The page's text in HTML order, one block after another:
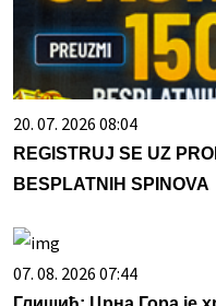
20. 07. 2026 08:04
REGISTRUJ SE UZ
BESPLATNIH SPINOVA
07. 08. 2026 07:44